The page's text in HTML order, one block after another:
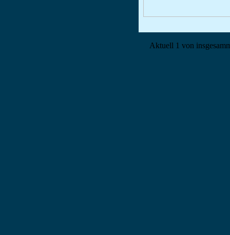
Aktuell 1 von